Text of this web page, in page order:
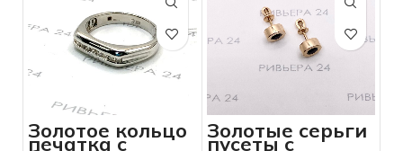
Золотое кольцо
печатка с
Золотые серьги
пусеты с